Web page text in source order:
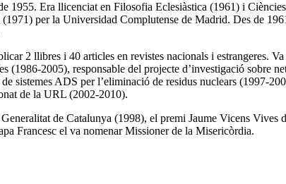
1955. Era llicenciat en Filosofia Eclesiàstica (1961) i
per la Universidad Complutense de Madrid. Des de
2 llibres i 40 articles en revistes nacionals i estrangeres.
(1986-2005), responsable del projecte d’investigació sobre
sistemes ADS per l’eliminació de residus nuclears (1997-
de la URL (2002-2010).
de Catalunya (1998), el premi Jaume Vicens Vives
Francesc el va nomenar Missioner de la Misericòrdia.